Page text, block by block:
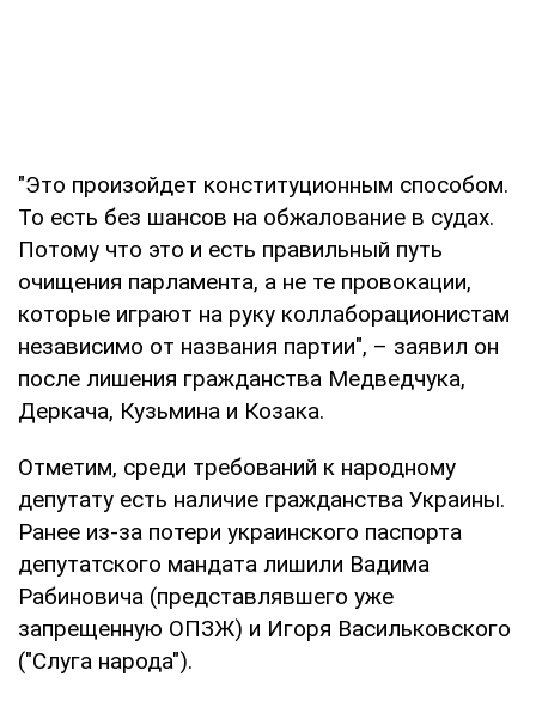
"Это произойдет конституционным способом.
То есть без шансов на обжалование в судах.
Потому что это и есть правильный путь
очищения парламента, а не те провокации,
которые играют на руку коллаборационистам
независимо от названия партии", – заявил он
после лишения гражданства Медведчука,
Деркача, Кузьмина и Козака.
Отметим, среди требований к народному
депутату есть наличие гражданства Украины.
Ранее из-за потери украинского паспорта
депутатского мандата лишили Вадима
Рабиновича (представлявшего уже
запрещенную ОПЗЖ) и Игоря Васильковского
("Слуга народа").